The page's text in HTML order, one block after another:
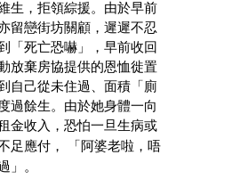
生，拒領綜援。由於早前
留戀街坊關顧，遲遲不忍
「死亡恐嚇」，早前收回
放棄房協提供的恩恤徙置
自己從未住過、面積「廁
過餘生。由於她身體一向
金收入，恐怕一旦生病或
足應付，
「阿婆老啦，唔
」。